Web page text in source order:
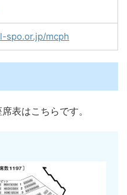
spo.or.jp/mcph
表はこちらです。